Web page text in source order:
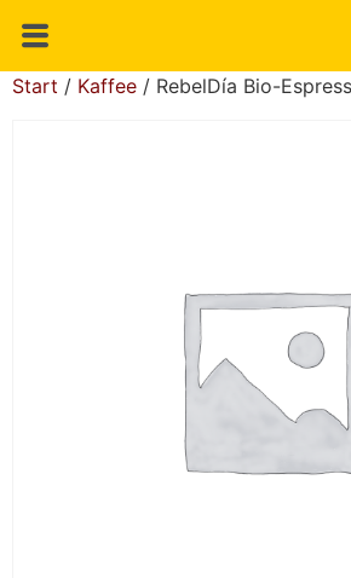
Start / Kaffee / RebelDía Bio-